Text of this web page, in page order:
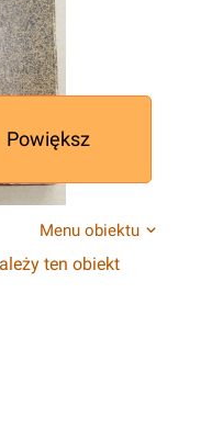
Powiększ
Menu obiektu
ten obiekt